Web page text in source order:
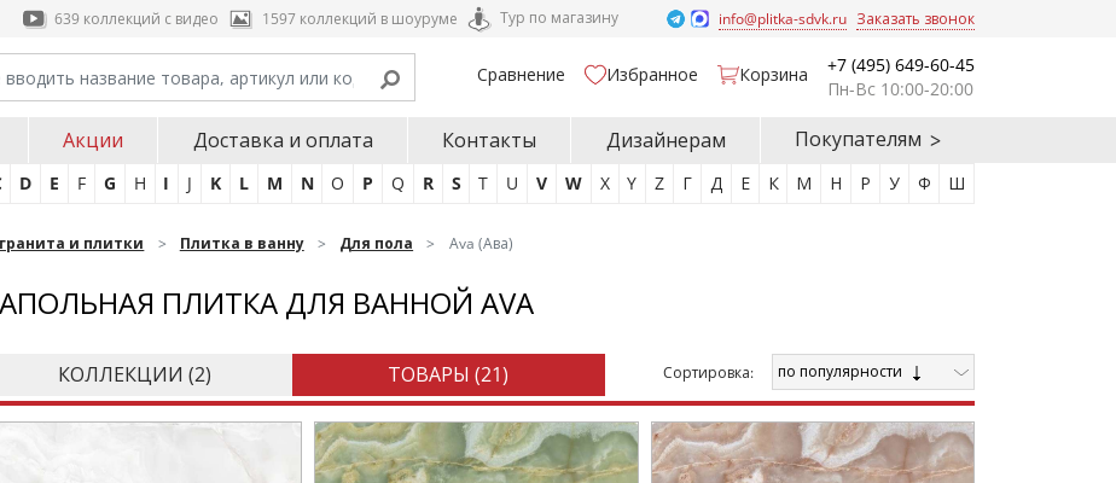
639 коллекций с видео 1597 коллекций в шоуруме Тур по магазину info@plitka-sdvk.ru Заказать звонок
Сравнение Избранное Корзина
+7 (495) 649-60-45
Пн-Вс 10:00-20:00
Акции Доставка и оплата Контакты Дизайнерам Покупателям
D E F G H I J K L M N O P Q R S T U V W X Y Z Г Д Е К М Н Р У Ф Ш
и плитки Плитка в ванну Для пола Ava (Ава)
ПЛИТКА ДЛЯ ВАННОЙ AVA
КОЛЛЕКЦИИ (2) ТОВАРЫ (21) Cортировка: по популярности